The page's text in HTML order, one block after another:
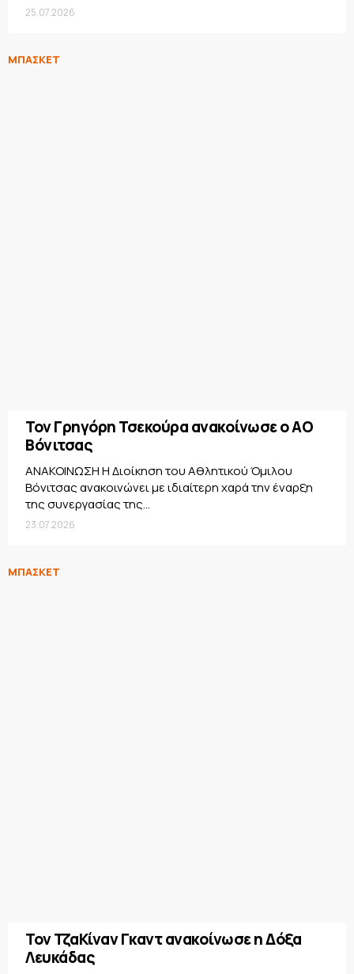
25.07.2026
ΜΠΑΣΚΕΤ
Τον Γρηγόρη Τσεκούρα ανακοίνωσε ο ΑΟ
Βόνιτσας
ΑΝΑΚΟΙΝΩΣΗ Η Διοίκηση του Αθλητικού Όμιλου
Βόνιτσας ανακοινώνει με ιδιαίτερη χαρά την έναρξη
της συνεργασίας της...
23.07.2026
ΜΠΑΣΚΕΤ
Τον ΤζαΚίναν Γκαντ ανακοίνωσε η Δόξα
Λευκάδας